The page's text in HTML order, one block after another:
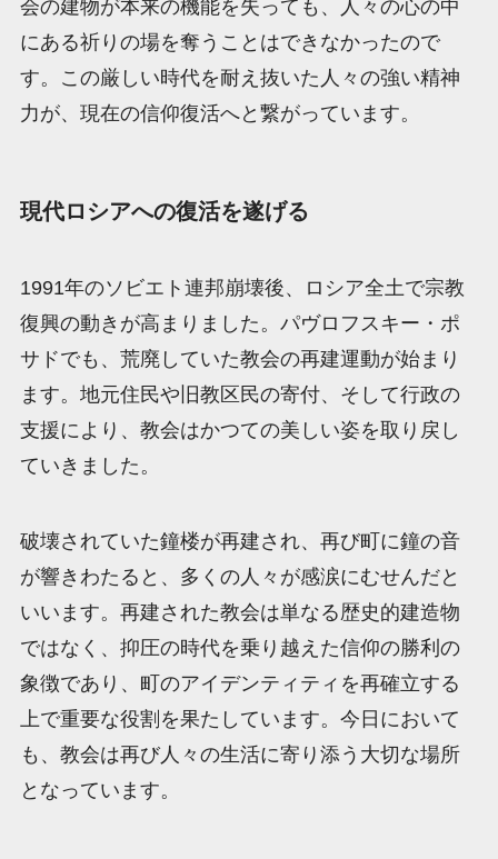
会の建物が本来の機能を失っても、人々の心の中
にある祈りの場を奪うことはできなかったので
す。この厳しい時代を耐え抜いた人々の強い精神
力が、現在の信仰復活へと繋がっています。
現代ロシアへの復活を遂げる
1991年のソビエト連邦崩壊後、ロシア全土で宗教
復興の動きが高まりました。パヴロフスキー・ポ
サドでも、荒廃していた教会の再建運動が始まり
ます。地元住民や旧教区民の寄付、そして行政の
支援により、教会はかつての美しい姿を取り戻し
ていきました。
破壊されていた鐘楼が再建され、再び町に鐘の音
が響きわたると、多くの人々が感涙にむせんだと
いいます。再建された教会は単なる歴史的建造物
ではなく、抑圧の時代を乗り越えた信仰の勝利の
象徴であり、町のアイデンティティを再確立する
上で重要な役割を果たしています。今日において
も、教会は再び人々の生活に寄り添う大切な場所
となっています。